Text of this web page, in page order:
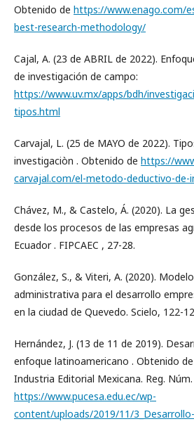
Obtenido de https://www.enago.com/
best-research-methodology/
Cajal, A. (23 de ABRIL de 2022).
de investigación de campo:
https://www.uv.mx/apps/bdh/
tipos.html
Carvajal, L. (25 de MAYO de 2022).
investigaciòn . Obtenido de https://
carvajal.com/el-metodo-deductivo-de-
Chávez, M., & Castelo, Á. (2020). La
desde los procesos de las empresas
Ecuador . FIPCAEC , 27-28.
González, S., & Viteri, A. (2020).
administrativa para el desarrollo
en la ciudad de Quevedo. Scielo, 122-
Hernández, J. (13 de 11 de 2019).
enfoque latinoamericano . Obtenido
Industria Editorial Mexicana. Reg. Núm.
https://www.pucesa.edu.ec/wp-
content/uploads/2019/11/